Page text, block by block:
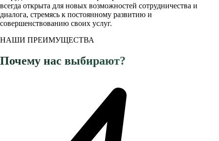
всегда открыта для новых возможностей сотрудничества и
диалога, стремясь к постоянному развитию и
совершенствованию своих услуг.
НАШИ ПРЕИМУЩЕСТВА
Почему нас выбирают?